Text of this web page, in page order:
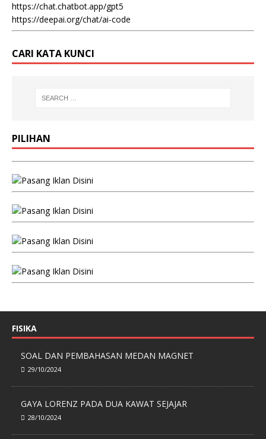
https://chat.chatbot.app/gpt5
https://deepai.org/chat/ai-code
CARI KATA KUNCI
PILIHAN
FISIKA
SOAL DAN PEMBAHASAN MEDAN MAGNET
29/10/2024
GAYA LORENZ PADA DUA KAWAT SEJAJAR
28/10/2024